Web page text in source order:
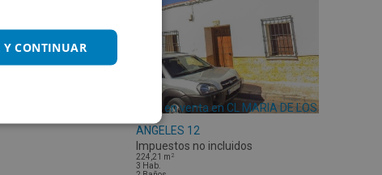
Casa en venta en CL MARIA DE LOS
ANGELES 12
Impuestos no incluidos
224,21 m 2
3 Hab.
Y CONTINUAR